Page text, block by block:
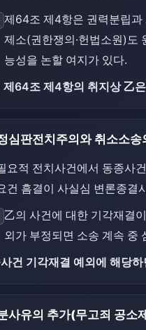
제64조 제4항은 권력분립과
제소(권한쟁의·헌법소원)도
능성을 논할 여지가 있다.
제64조 제4항의 취지상 乙
심판전치주의와 취소소송
요적 전치사건에서 동종사
건 흠결이 사실심 변론종결
乙의 사건에 대한 기각재결
외가 부정되면 소송 계속 중
건 기각재결 예외에 해당
사유의 추가(무고죄 공소